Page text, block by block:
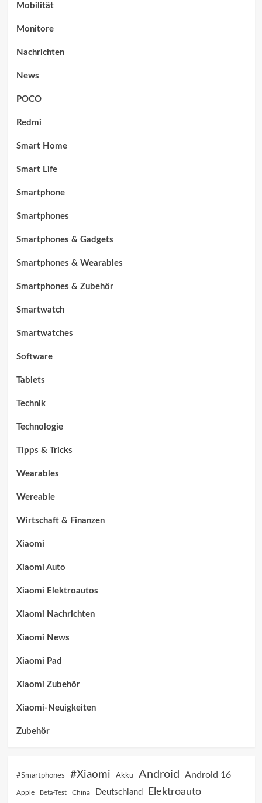
Mobilität
Monitore
Nachrichten
News
POCO
Redmi
Smart Home
Smart Life
Smartphone
Smartphones
Smartphones & Gadgets
Smartphones & Wearables
Smartphones & Zubehör
Smartwatch
Smartwatches
Software
Tablets
Technik
Technologie
Tipps & Tricks
Wearables
Wereable
Wirtschaft & Finanzen
Xiaomi
Xiaomi Auto
Xiaomi Elektroautos
Xiaomi Nachrichten
Xiaomi News
Xiaomi Pad
Xiaomi Zubehör
Xiaomi-Neuigkeiten
Zubehör
#Smartphones #Xiaomi Akku Android Android 16
Apple Beta-Test China Deutschland Elektroauto